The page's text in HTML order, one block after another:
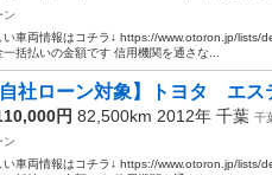
ン
い車両情報はコチラ↓ https://www.otoron.jp/
一括払いの金額です 信用機関を通さな...
自社ローン対象】トヨタ エ
円 82,500km 2012年 千葉 千
ン
い車両情報はコチラ↓ https://www.otoron.jp/